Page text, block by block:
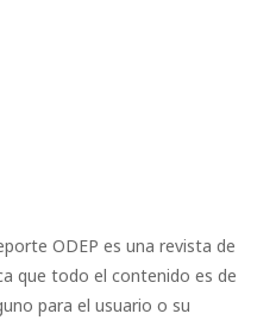
ODEP es una revista de
que todo el contenido es de
para el usuario o su